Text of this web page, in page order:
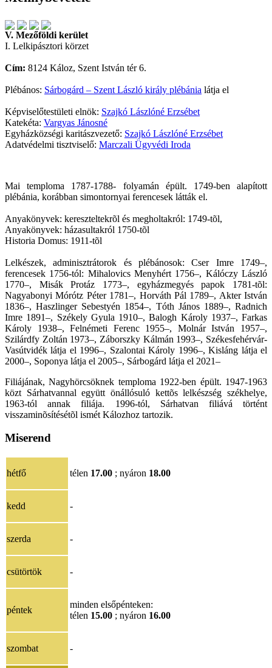
V. Mezőföldi kerület
I. Lelkipásztori körzet
Cím: 8124 Káloz, Szent István tér 6.
Plébános: Sárbogárd – Szent László király plébánia látja el
Képviselőtestületi elnök: Szajkó Lászlóné Erzsébet
Katekéta: Vargyas Jánosné
Egyházközségi karitászvezető: Szajkó Lászlóné Erzsébet
Adatvédelmi tisztviselő: Marczali Ügyvédi Iroda
Mai temploma 1787-1788- folyamán épült. 1749-ben alapított
plébánia, korábban simontornyai ferencesek látták el.
Anyakönyvek: kereszteltekrõl és megholtakról: 1749-tõl,
Anyakönyvek: házasultakról 1750-tõl
Historia Domus: 1911-tõl
Lelkészek, adminisztrátorok és plébánosok: Cser Imre 1749–,
ferencesek 1756-tól: Mihalovics Menyhért 1756–, Kálóczy László
1770–, Misák Protáz 1773–, egyházmegyés papok 1781-tõl:
Nagyabonyi Mórótz Péter 1781–, Horváth Pál 1789–, Akter István
1836–, Haszlinger Sebestyén 1854–, Tóth János 1889–, Radnich
Imre 1891–, Székely Gyula 1910–, Balogh Károly 1937–, Farkas
Károly 1938–, Felnémeti Ferenc 1955–, Molnár István 1957–,
Szilárdfy Zoltán 1973–, Záborszky Kálmán 1993–, Székesfehérvár-
Vasútvidék látja el 1996–, Szalontai Károly 1996–, Kisláng látja el
2000–, Soponya látja el 2005–, Sárbogárd látja el 2021–
Filiájának, Nagyhörcsöknek temploma 1922-ben épült. 1947-1963
közt Sárhatvannal együtt önállósuló kettõs lelkészség székhelye,
1963-tól annak filiája. 1996-tól, Sárhatvan filiává történt
visszaminõsítésétõl ismét Kálozhoz tartozik.
Miserend
hétfő télen 17.00 ; nyáron 18.00
kedd -
szerda -
csütörtök -
péntek
minden elsőpénteken:
télen 15.00 ; nyáron 16.00
szombat -